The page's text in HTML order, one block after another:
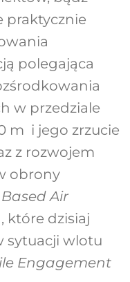
praktycznie
polegająca
w przedziale
m i jego zrzucie
z rozwojem
obrony
Air
które dzisiaj
sytuacji wlotu
Engagement